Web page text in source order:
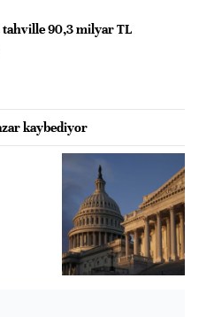
tahville 90,3 milyar TL
kaybediyor